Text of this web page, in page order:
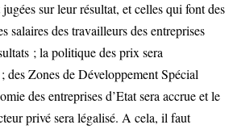
sur leur résultat, et celles qui font des
salaires des travailleurs des entreprises
; la politique des prix sera
des Zones de Développement Spécial
des entreprises d’Etat sera accrue et le
privé sera légalisé. A cela, il faut